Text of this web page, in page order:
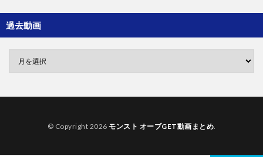
過去動画
© Copyright 2026 モンスト オーブGET動画まとめ.